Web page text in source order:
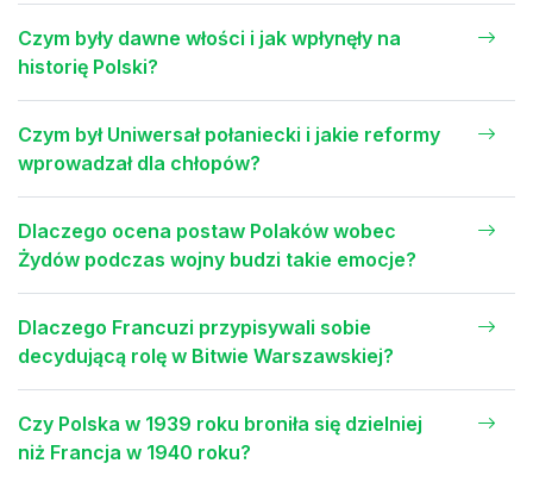
Czym były dawne włości i jak wpłynęły na
historię Polski?
Czym był Uniwersał połaniecki i jakie reformy
wprowadzał dla chłopów?
Dlaczego ocena postaw Polaków wobec
Żydów podczas wojny budzi takie emocje?
Dlaczego Francuzi przypisywali sobie
decydującą rolę w Bitwie Warszawskiej?
Czy Polska w 1939 roku broniła się dzielniej
niż Francja w 1940 roku?